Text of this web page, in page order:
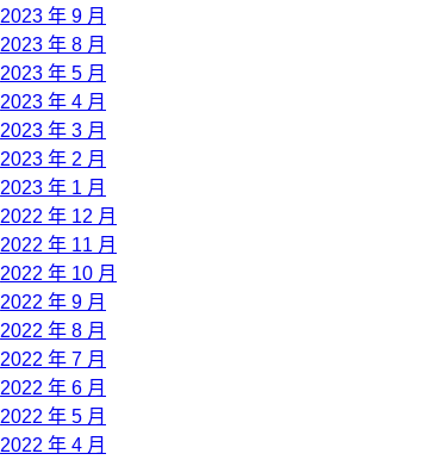
2023 年 9 月
2023 年 8 月
2023 年 5 月
2023 年 4 月
2023 年 3 月
2023 年 2 月
2023 年 1 月
2022 年 12 月
2022 年 11 月
2022 年 10 月
2022 年 9 月
2022 年 8 月
2022 年 7 月
2022 年 6 月
2022 年 5 月
2022 年 4 月